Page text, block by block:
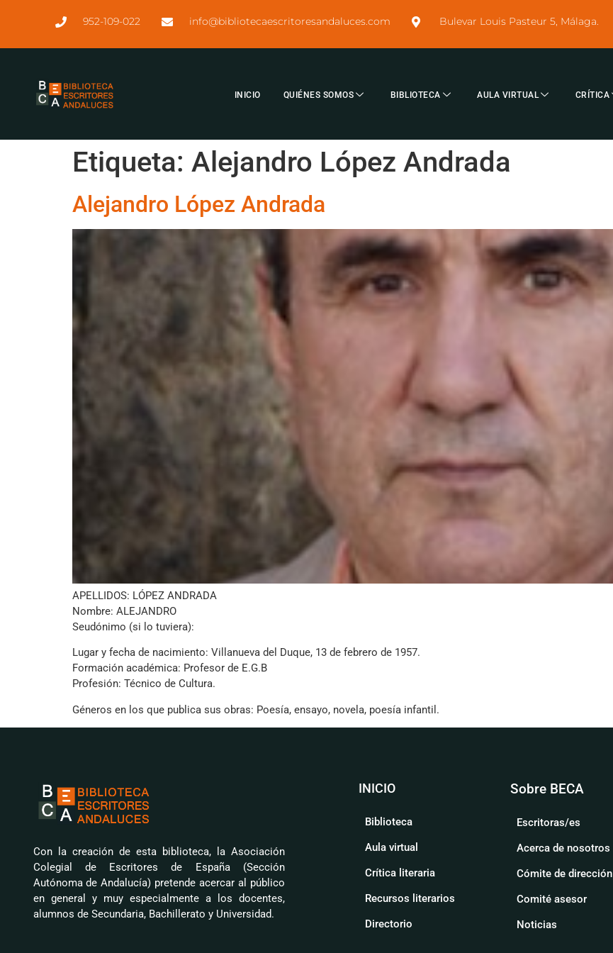
952-109-022 info@bibliotecaescritoresandaluces.com Bulevar Louis Pasteur 5, Málaga.
INICIO QUIÉNES SOMOS BIBLIOTECA AULA VIRTUAL CRÍTICA
Etiqueta: Alejandro López Andrada
Alejandro López Andrada
APELLIDOS: LÓPEZ ANDRADA
Nombre: ALEJANDRO
Seudónimo (si lo tuviera):
Lugar y fecha de nacimiento: Villanueva del Duque, 13 de febrero de 1957.
Formación académica: Profesor de E.G.B
Profesión: Técnico de Cultura.
Géneros en los que publica sus obras: Poesía, ensayo, novela, poesía infantil.
Con la creación de esta biblioteca, la Asociación
Colegial de Escritores de España (Sección
Autónoma de Andalucía) pretende acercar al público
en general y muy especialmente a los docentes,
alumnos de Secundaria, Bachillerato y Universidad.
INICIO
Biblioteca
Aula virtual
Crítica literaria
Recursos literarios
Directorio
Sobre BECA
Escritoras/es
Acerca de nosotros
Cómite de dirección
Comité asesor
Noticias